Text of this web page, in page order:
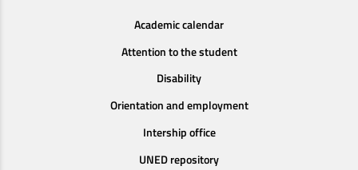
Academic calendar
Attention to the student
Disability
Orientation and employment
Intership office
UNED repository